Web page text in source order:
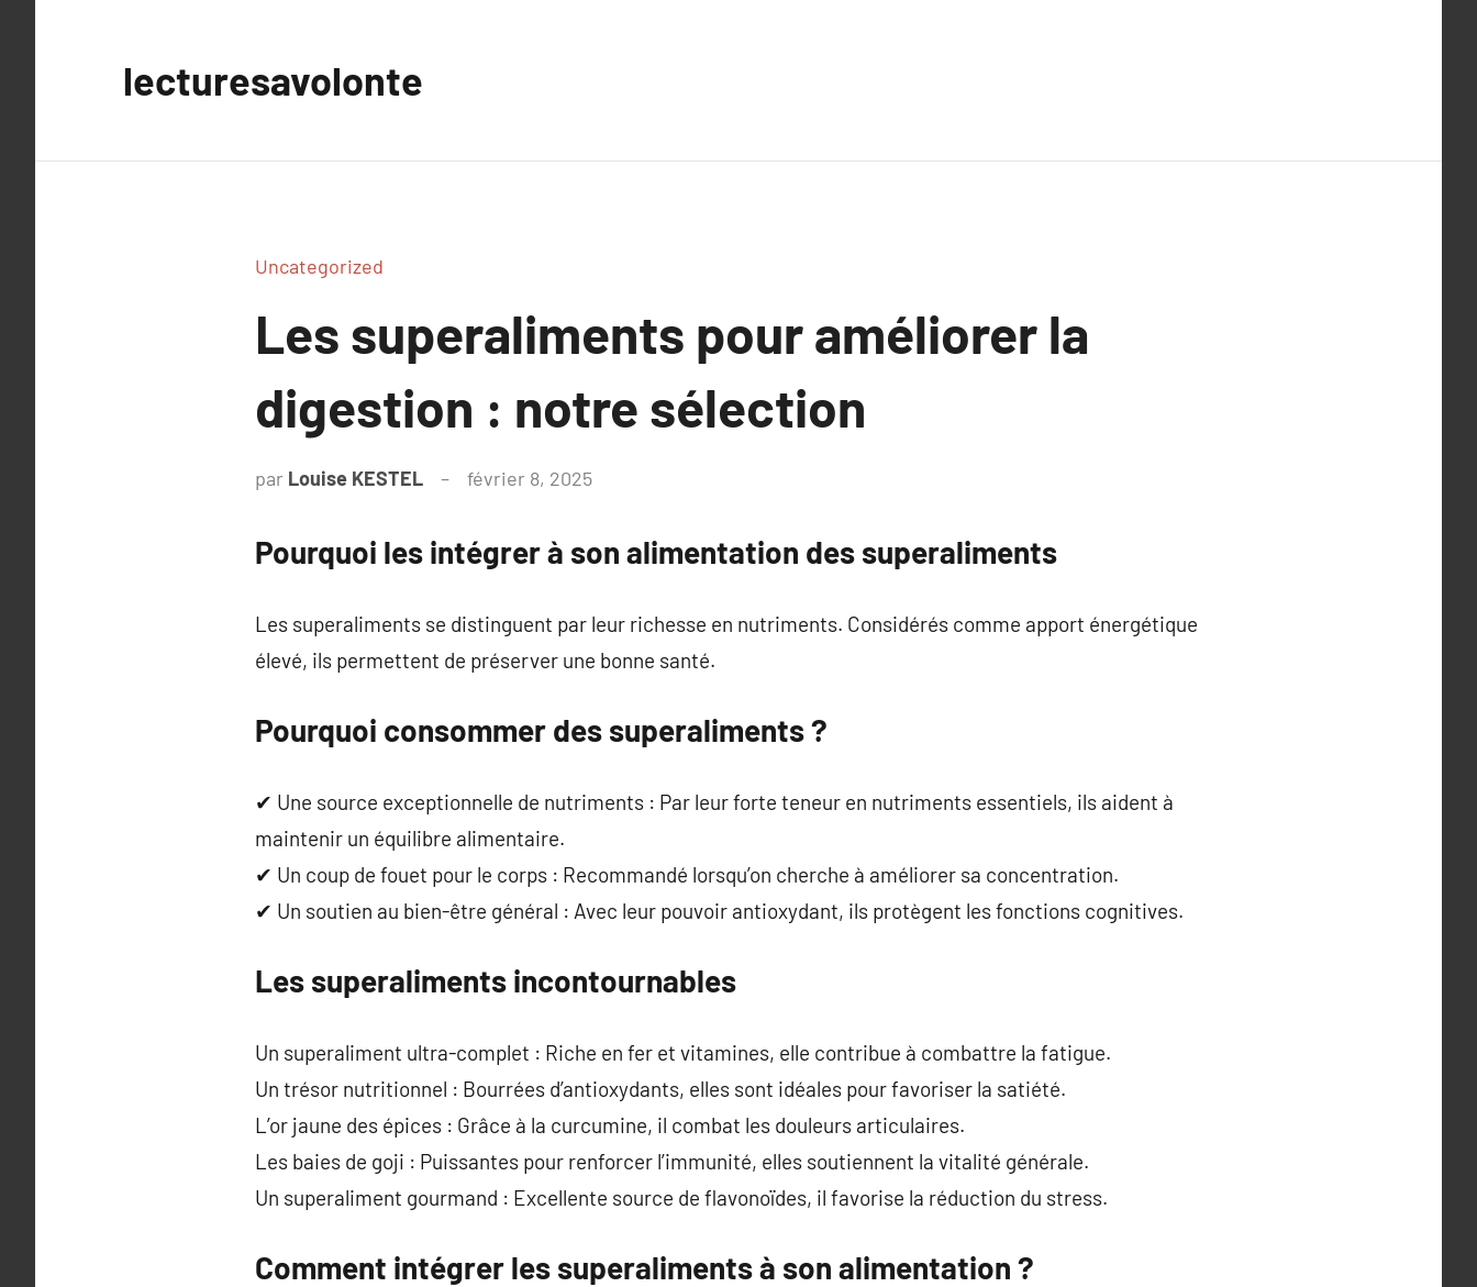
lecturesavolonte
Uncategorized
Les superaliments pour améliorer la
digestion : notre sélection
par Louise KESTEL février 8, 2025
Pourquoi les intégrer à son alimentation des superaliments
Les superaliments se distinguent par leur richesse en nutriments. Considérés comme apport énergétique
élevé, ils permettent de préserver une bonne santé.
Pourquoi consommer des superaliments ?
✔ Une source exceptionnelle de nutriments : Par leur forte teneur en nutriments essentiels, ils aident à
maintenir un équilibre alimentaire.
✔ Un coup de fouet pour le corps : Recommandé lorsqu’on cherche à améliorer sa concentration.
✔ Un soutien au bien-être général : Avec leur pouvoir antioxydant, ils protègent les fonctions cognitives.
Les superaliments incontournables
Un superaliment ultra-complet : Riche en fer et vitamines, elle contribue à combattre la fatigue.
Un trésor nutritionnel : Bourrées d’antioxydants, elles sont idéales pour favoriser la satiété.
L’or jaune des épices : Grâce à la curcumine, il combat les douleurs articulaires.
Les baies de goji : Puissantes pour renforcer l’immunité, elles soutiennent la vitalité générale.
Un superaliment gourmand : Excellente source de flavonoïdes, il favorise la réduction du stress.
Comment intégrer les superaliments à son alimentation ?